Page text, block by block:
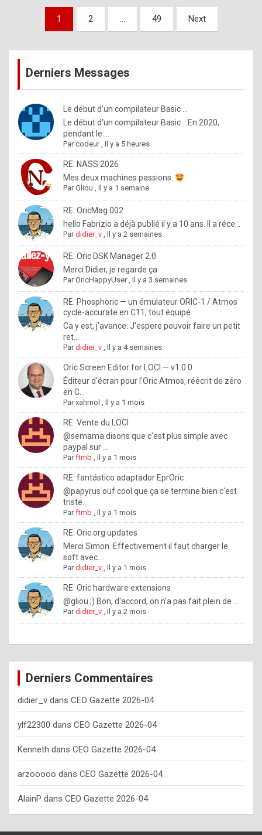
a
%
m
a
d
b
y
o
l
e
x
.
I
f
y
o
u
w
a
n
t
o
n
o
w
h
o
w
o
e
y
o
u
s
h
o
Pagination
publications
1 2 … 49 Next
Derniers Messages
Le début d'un compilateur Basic ...
Le début d'un compilateur Basic ...En 2020,
pendant le ...
Parcodeur,Il y a 5 heures
RE: NASS 2026
Mes deux machines passions.
ParGliou ,Il y a 1 semaine
RE: OricMag 002
hello Fabrizio a déjà publié il y a 10 ans. Il a réce...
Pardidier_v ,Il y a 2 semaines
RE: Oric DSK Manager 2.0
Merci Didier, je regarde ça.
ParOricHappyUser,Il y a 3 semaines
RE: Phosphoric — un émulateur ORIC-1 / Atmos
cycle-accurate en C11, tout équipé
Ca y est, j'avance. J'espere pouvoir faire un petit
ret...
Pardidier_v ,Il y a 4 semaines
Oric Screen Editor for LOCI — v1.0.0
Éditeur d'écran pour l'Oric Atmos, réécrit de zéro
en C...
Parxahmol ,Il y a 1 mois
RE: Vente du LOCI
@semama disons que c'est plus simple avec
paypal sur ...
Parftmb ,Il y a 1 mois
RE: fantástico adaptador EprOric
@papyrus ouf cool que ça se termine bien c'est
triste...
Parftmb ,Il y a 1 mois
RE: Oric.org updates
Merci Simon. Effectivement il faut charger le
soft avec...
Pardidier_v ,Il y a 1 mois
RE: Oric hardware extensions
@gliou ;) Bon, d'accord, on n'a pas fait plein de ...
Pardidier_v ,Il y a 2 mois
Derniers Commentaires
didier_v dans CEO Gazette 2026-04
ylf22300 dans CEO Gazette 2026-04
Kenneth dans CEO Gazette 2026-04
arzooooo dans CEO Gazette 2026-04
AlainP dans CEO Gazette 2026-04